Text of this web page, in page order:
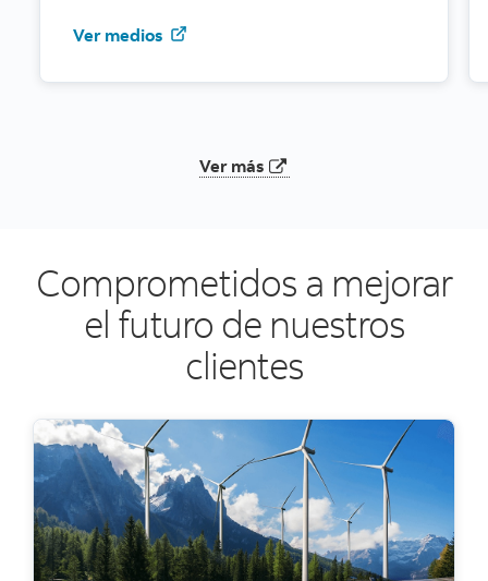
Ver medios Scotia Global Asset Management
Ver más
Comprometidos a mejorar
el futuro de nuestros
clientes